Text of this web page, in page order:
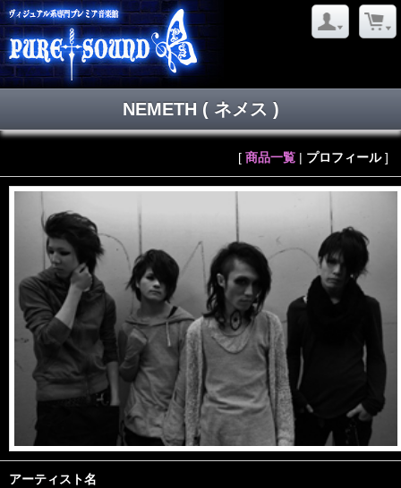
NEMETH ( ネメス )
[ 商品一覧 | プロフィール]
アーティスト名